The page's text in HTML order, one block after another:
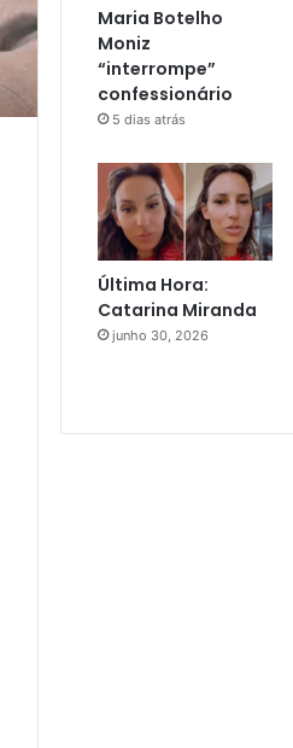
Maria Botelho
Moniz
“interrompe”
confessionário
5 dias atrás
Última Hora:
Catarina Miranda
junho 30, 2026